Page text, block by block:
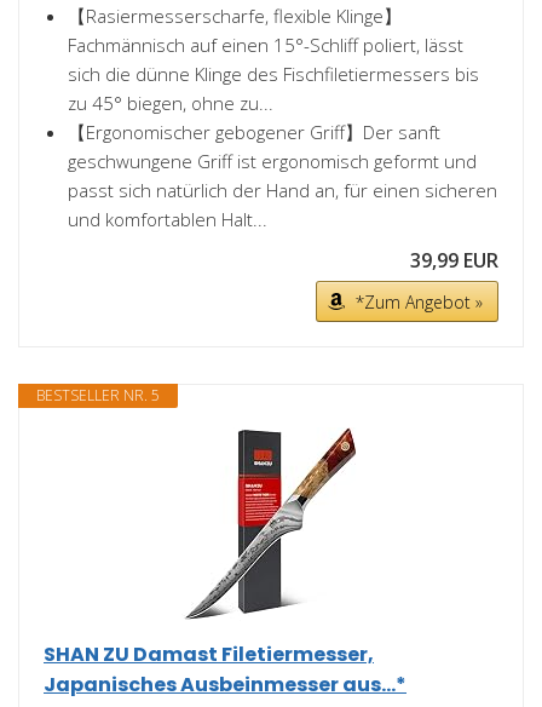
【Rasiermesserscharfe, flexible Klinge】
Fachmännisch auf einen 15°-Schliff poliert, lässt
sich die dünne Klinge des Fischfiletiermessers bis
zu 45° biegen, ohne zu...
【Ergonomischer gebogener Griff】Der sanft
geschwungene Griff ist ergonomisch geformt und
passt sich natürlich der Hand an, für einen sicheren
und komfortablen Halt...
39,99 EUR
*Zum Angebot »
BESTSELLER NR. 5
SHAN ZU Damast Filetiermesser,
Japanisches Ausbeinmesser aus...*